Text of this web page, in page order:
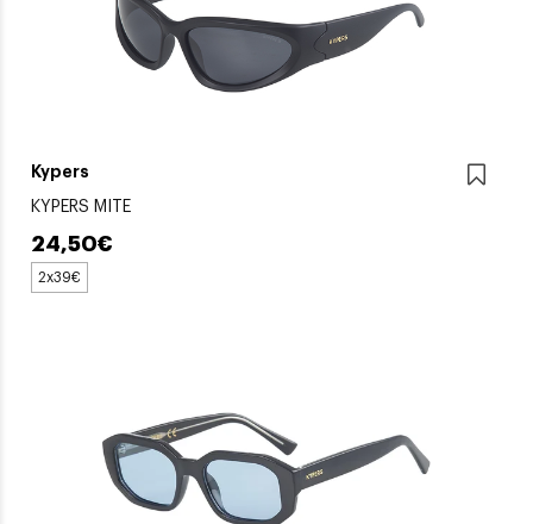
Kypers
KYPERS MITE
24,50€
2x39€